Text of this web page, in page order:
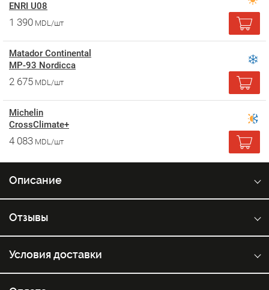
ENRI U08
1 390 MDL/шт
Matador Continental
MP-93 Nordicca
2 675 MDL/шт
Michelin
CrossClimate+
4 083 MDL/шт
Описание
Отзывы
Условия доставки